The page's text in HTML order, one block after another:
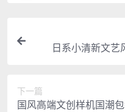
日系小清新文艺
下一篇
国风高端文创样机国潮